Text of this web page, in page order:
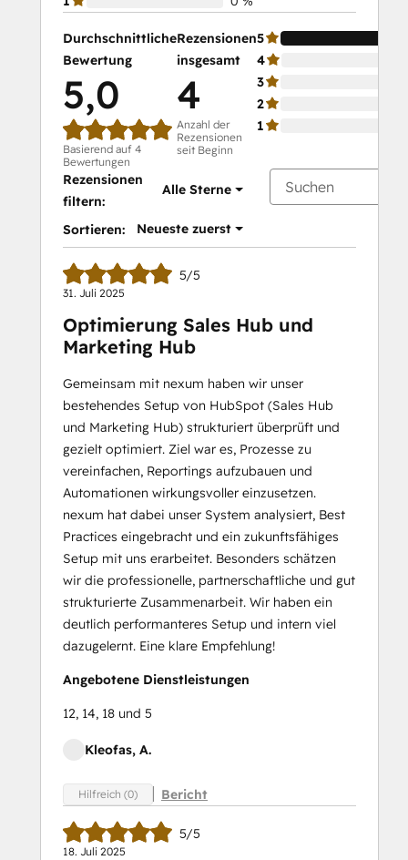
Durchschnittliche
Bewertung
5,0
Basierend auf 4
Bewertungen
Rezensionen
insgesamt
4
Anzahl der
Rezensionen
seit Beginn
5
4
3
2
1
Rezensionen
filtern:
Alle Sterne
Sortieren: Neueste zuerst
5/5
31. Juli 2025
Optimierung Sales Hub und
Marketing Hub
Gemeinsam mit nexum haben wir unser
bestehendes Setup von HubSpot (Sales Hub
und Marketing Hub) strukturiert überprüft und
gezielt optimiert. Ziel war es, Prozesse zu
vereinfachen, Reportings aufzubauen und
Automationen wirkungsvoller einzusetzen.
nexum hat dabei unser System analysiert, Best
Practices eingebracht und ein zukunftsfähiges
Setup mit uns erarbeitet. Besonders schätzen
wir die professionelle, partnerschaftliche und gut
strukturierte Zusammenarbeit. Wir haben ein
deutlich performanteres Setup und intern viel
dazugelernt. Eine klare Empfehlung!
Angebotene Dienstleistungen
12, 14, 18 und 5
Kleofas, A.
Hilfreich (0) Bericht
5/5
18. Juli 2025